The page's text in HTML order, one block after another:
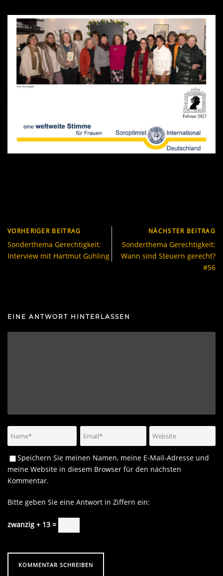
VORHERIGER BEITRAG
Sonderthema Gerechtigkeit:
Interview mit Hartmut Guhling
NÄCHSTER BEITRAG
Sonderthema Gerechtigkeit:
Wann sind Steuern gerecht?
#56
EINE ANTWORT HINTERLASSEN
Speichern Sie meinen Namen, meine E-Mail-Adresse und
meine Website in diesem Browser für den nächsten
Kommentar.
Bitte geben Sie eine Antwort in Ziffern ein:
zwanzig + 13 =